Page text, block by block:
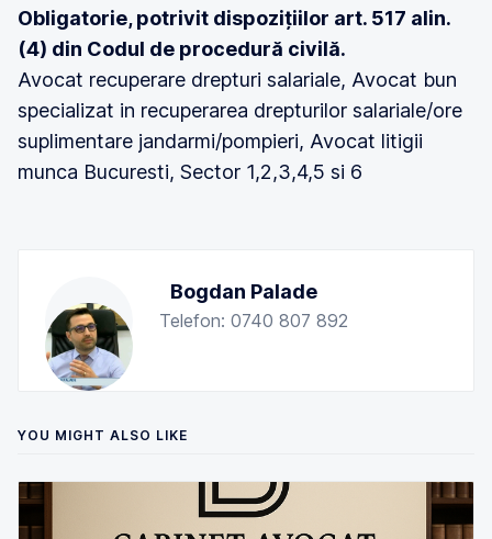
Obligatorie, potrivit dispozițiilor art. 517 alin.
(4) din Codul de procedură civilă.
Avocat recuperare drepturi salariale, Avocat bun
specializat in recuperarea drepturilor salariale/ore
suplimentare jandarmi/pompieri, Avocat litigii
munca Bucuresti, Sector 1,2,3,4,5 si 6
Bogdan Palade
Telefon: 0740 807 892
YOU MIGHT ALSO LIKE